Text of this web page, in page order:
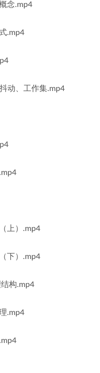
念.mp4
.mp4
动、工作集.mp4
上）.mp4
下）.mp4
构.mp4
.mp4